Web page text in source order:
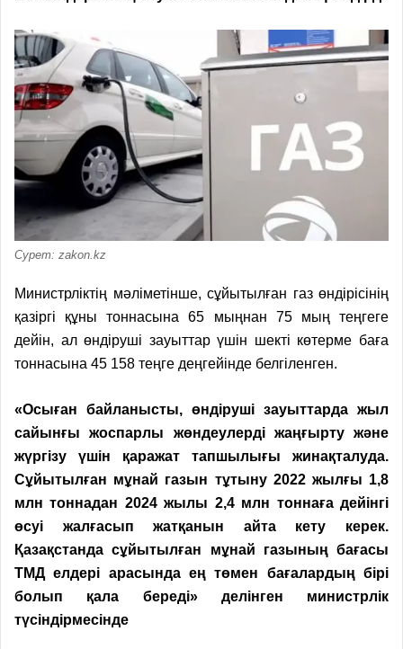
Сурет: zakon.kz
Министрліктің мәліметінше, сұйытылған газ өндірісінің
қазіргі құны тоннасына 65 мыңнан 75 мың теңгеге
дейін, ал өндіруші зауыттар үшін шекті көтерме баға
тоннасына 45 158 теңге деңгейінде белгіленген.
«Осыған байланысты, өндіруші зауыттарда жыл
сайынғы жоспарлы жөндеулерді жаңғырту және
жүргізу үшін қаражат тапшылығы жинақталуда.
Сұйытылған мұнай газын тұтыну 2022 жылғы 1,8
млн тоннадан 2024 жылы 2,4 млн тоннаға дейінгі
өсуі жалғасып жатқанын айта кету керек.
Қазақстанда сұйытылған мұнай газының бағасы
ТМД елдері арасында ең төмен бағалардың бірі
болып қала береді» делінген министрлік
түсіндірмесінде